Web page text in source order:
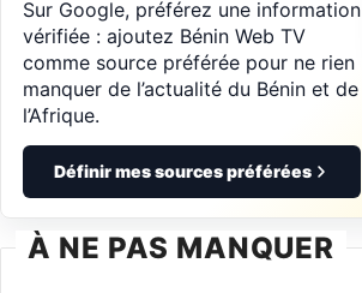
Sur Google, préférez une information
vérifiée : ajoutez Bénin Web TV
comme source préférée pour ne rien
manquer de l’actualité du Bénin et de
l’Afrique.
Définir mes sources préférées
À NE PAS MANQUER